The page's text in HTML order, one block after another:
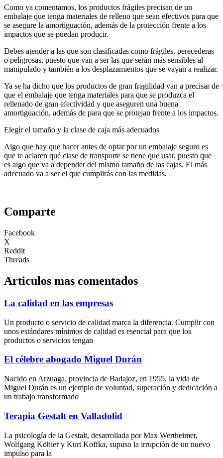
Como ya comentamos, los productos frágiles precisan de un
embalaje que tenga materiales de relleno que sean efectivos para que
se asegure la amortiguación, además de la protección frente a los
impactos que se puedan producir.
Debes atender a las que son clasificadas como frágiles, perecederas
o peligrosas, puesto que van a ser las que serán más sensibles al
manipulado y también a los desplazamientos que se vayan a realizar.
Ya se ha dicho que los productos de gran fragilidad van a precisar de
que el embalaje que tenga materiales para que se produzca el
rellenado de gran efectividad y que aseguren una buena
amortiguación, además de para que se protejan frente a los impactos.
Elegir el tamaño y la clase de caja más adecuados
Algo que hay que hacer antes de optar por un embalaje seguro es
que te aclaren qué clase de transporte se tiene que usar, puesto que
es algo que va a depender del mismo tamaño de las cajas. El más
adecuado va a ser el que cumplirás con las medidas.
Comparte
Facebook
X
Reddit
Threads
Articulos mas comentados
La calidad en las empresas
Un producto o servicio de calidad marca la diferencia. Cumplir con
unos estándares mínimos de calidad es esencial para que los
productos o servicios tengan
El célebre abogado Miguel Durán
Nacido en Arzuaga, provincia de Badajoz, en 1955, la vida de
Miguel Durán es un ejemplo de voluntad, superación y dedicación a
un trabajo transformado
Terapia Gestalt en Valladolid
La psicología de la Gestalt, desarrollada por Max Wertheimer,
Wolfgang Köhler y Kurt Koffka, supuso la irrupción de un nuevo
impulso para la